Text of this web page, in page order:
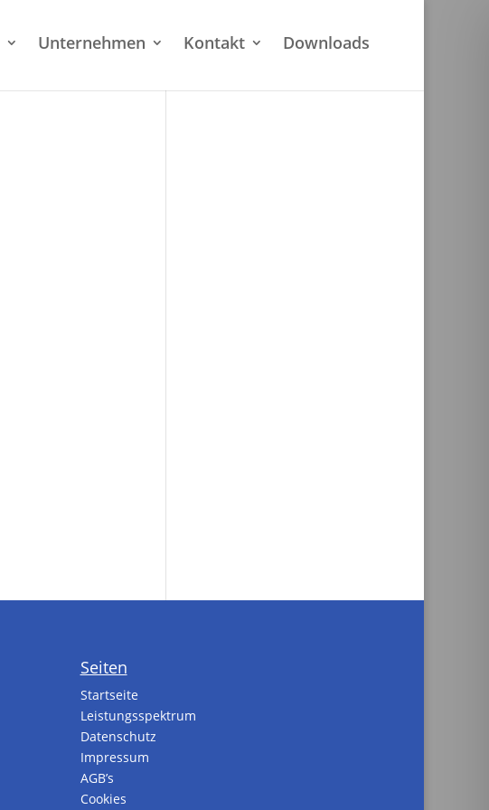
Unternehmen Kontakt Downloads
Seiten
Startseite
Leistungsspektrum
Datenschutz
Impressum
AGB’s
Cookies